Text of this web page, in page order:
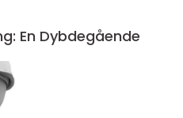
En Dybdegående